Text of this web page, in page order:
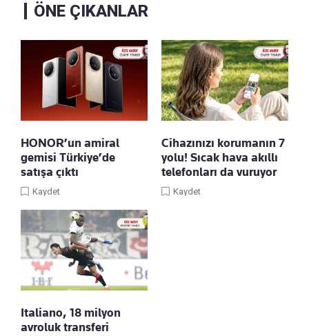
ÖNE ÇIKANLAR
HONOR’un amiral
gemisi Türkiye’de
satışa çıktı
Kaydet
Cihazınızı korumanın 7
yolu! Sıcak hava akıllı
telefonları da vuruyor
Kaydet
Italiano, 18 milyon
avroluk transferi